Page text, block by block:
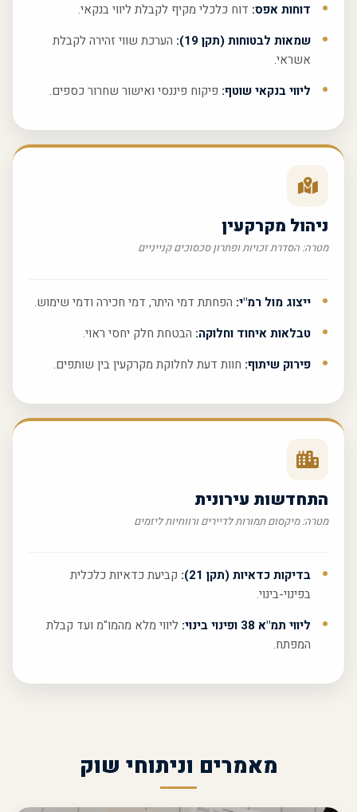
דוחות אפס: דוח כלכלי מקיף לקבלת ליווי בנקאי.
שמאות לבטוחות (תקן 19):
הערכת שווי זהירה לקבלת
אשראי.
ליווי בנקאי שוטף: פיקוח פיננסי ואישור שחרור כספים.
ניהול מקרקעין
מטרה: הסדרת זכויות ופתרון סכסוכים קנייניים
ייצוג מול רמ"י: הפחתת דמי היתר, דמי חכירה ודמי שימוש.
טבלאות איחוד וחלוקה: הבטחת חלק יחסי ראוי.
פירוק שיתוף: חוות דעת לחלוקת מקרקעין בין שותפים.
התחדשות עירונית
מטרה: מיקסום תמורות לדיירים ורווחיות ליזמים
בדיקות כדאיות (תקן 21):
קביעת כדאיות כלכלית
בפינוי-בינוי.
ליווי תמ"א 38 ופינוי בינוי:
ליווי מלא מהמו"מ ועד קבלת
המפתח.
מאמרים וניתוחי שוק